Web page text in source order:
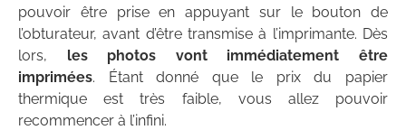
pouvoir être prise en appuyant sur le bouton de
l’obturateur, avant d’être transmise à l’imprimante. Dès
lors, les photos vont immédiatement être
imprimées. Étant donné que le prix du papier
thermique est très faible, vous allez pouvoir
recommencer à l’infini.